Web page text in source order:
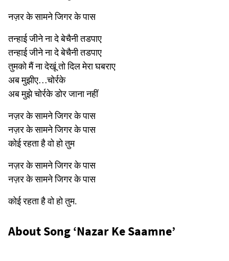
नज़र के सामने जिगर के पास
तन्हाई जीने ना दे बेचैनी तडपाए
तन्हाई जीने ना दे बेचैनी तडपाए
तुमको मैं ना देखूं तो दिल मेरा घबराए
अब मुझीए…चोर्रके
अब मुझे चोर्रके डोर जाना नहीं
नज़र के सामने जिगर के पास
नज़र के सामने जिगर के पास
कोई रहता है वो हो तुम
नज़र के सामने जिगर के पास
नज़र के सामने जिगर के पास
कोई रहता है वो हो तुम.
About Song ‘Nazar Ke Saamne’